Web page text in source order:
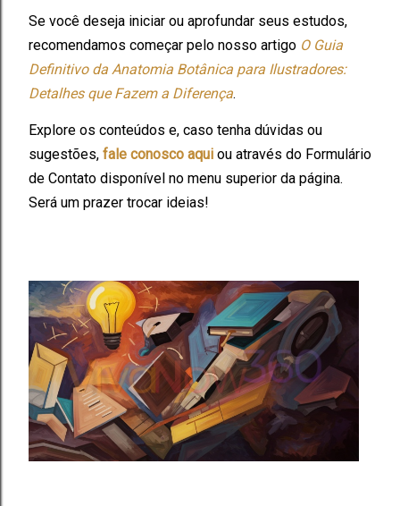
Se você deseja iniciar ou aprofundar seus estudos,
recomendamos começar pelo nosso artigo O Guia
Definitivo da Anatomia Botânica para Ilustradores:
Detalhes que Fazem a Diferença.
Explore os conteúdos e, caso tenha dúvidas ou
sugestões, fale conosco aqui ou através do Formulário
de Contato disponível no menu superior da página.
Será um prazer trocar ideias!